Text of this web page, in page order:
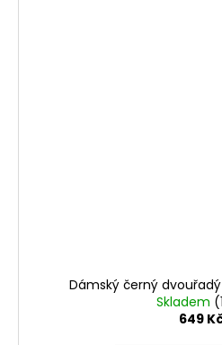
Dámský černý
Skladem
649